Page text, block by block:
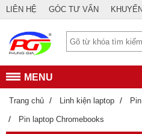
LIÊN HỆ GÓC TƯ VẤN
MENU
Trang chủ / Linh kiện laptop /
/ Pin laptop Chromebooks